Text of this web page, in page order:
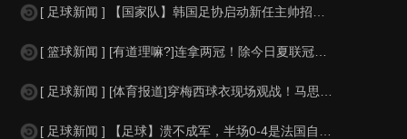
[ 足球新闻 ] 【国家队】韩国足协启动新任主帅招聘工作 ：面向国内外，临时任
[ 篮球新闻 ] [有道理嘛?]连拿两冠！除今日夏联冠军外 三个月前伦德博格在
[ 足球新闻 ] [体育报道]穿梅西球衣现场观战！马思纯晒照：终究是人生，不是
[ 足球新闻 ] 【足球】溃不成军，半场0-4是法国自1936年以来最大比分半